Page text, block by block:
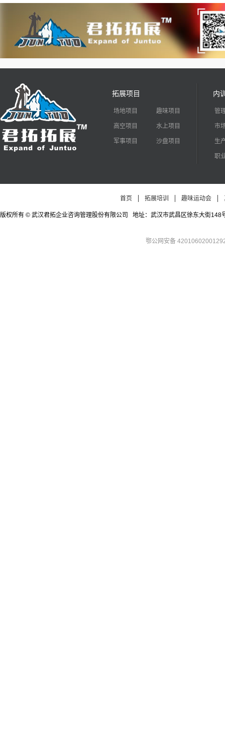
拓展项目
场地项目 趣味项目
高空项目 水上项目
军事项目 沙盘项目
内
管
市
生
职
首页 拓展培训 趣味运动会
版权所有 © 武汉君拓企业咨询管理股份有限公司 地址：武汉市武昌区徐东大街
鄂公网安备